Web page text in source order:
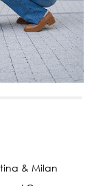
& Milan